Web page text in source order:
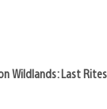
Wildlands: Last